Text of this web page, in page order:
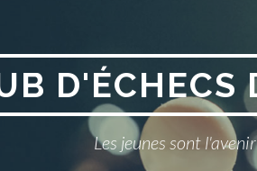
D'ÉCHECS
Les jeunes sont